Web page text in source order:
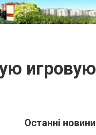
игровую
Останні новини